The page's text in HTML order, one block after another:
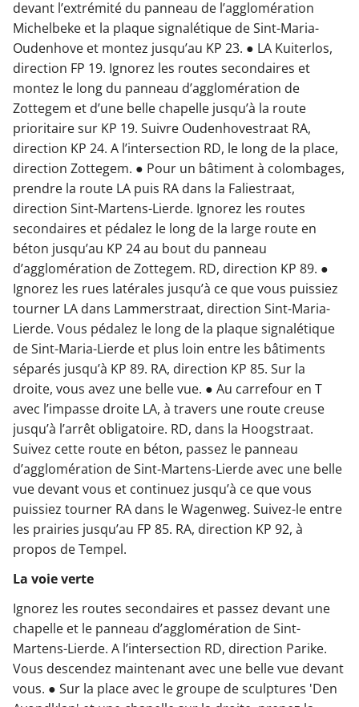
devant l’extrémité du panneau de l’agglomération
Michelbeke et la plaque signalétique de Sint-Maria-
Oudenhove et montez jusqu’au KP 23. ● LA Kuiterlos,
direction FP 19. Ignorez les routes secondaires et
montez le long du panneau d’agglomération de
Zottegem et d’une belle chapelle jusqu’à la route
prioritaire sur KP 19. Suivre Oudenhovestraat RA,
direction KP 24. A l’intersection RD, le long de la place,
direction Zottegem. ● Pour un bâtiment à colombages,
prendre la route LA puis RA dans la Faliestraat,
direction Sint-Martens-Lierde. Ignorez les routes
secondaires et pédalez le long de la large route en
béton jusqu’au KP 24 au bout du panneau
d’agglomération de Zottegem. RD, direction KP 89. ●
Ignorez les rues latérales jusqu’à ce que vous puissiez
tourner LA dans Lammerstraat, direction Sint-Maria-
Lierde. Vous pédalez le long de la plaque signalétique
de Sint-Maria-Lierde et plus loin entre les bâtiments
séparés jusqu’à KP 89. RA, direction KP 85. Sur la
droite, vous avez une belle vue. ● Au carrefour en T
avec l’impasse droite LA, à travers une route creuse
jusqu’à l’arrêt obligatoire. RD, dans la Hoogstraat.
Suivez cette route en béton, passez le panneau
d’agglomération de Sint-Martens-Lierde avec une belle
vue devant vous et continuez jusqu’à ce que vous
puissiez tourner RA dans le Wagenweg. Suivez-le entre
les prairies jusqu’au FP 85. RA, direction KP 92, à
propos de Tempel.
La voie verte
Ignorez les routes secondaires et passez devant une
chapelle et le panneau d’agglomération de Sint-
Martens-Lierde. A l’intersection RD, direction Parike.
Vous descendez maintenant avec une belle vue devant
vous. ● Sur la place avec le groupe de sculptures 'Den